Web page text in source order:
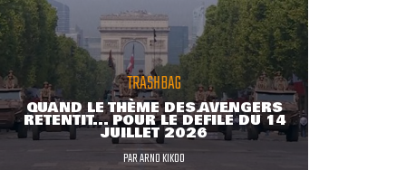
TRASHBAG
QUAND LE THÈME DES AVENGERS
RETENTIT... POUR LE DÉFILÉ DU 14
JUILLET 2026
PARARNO KIKOO